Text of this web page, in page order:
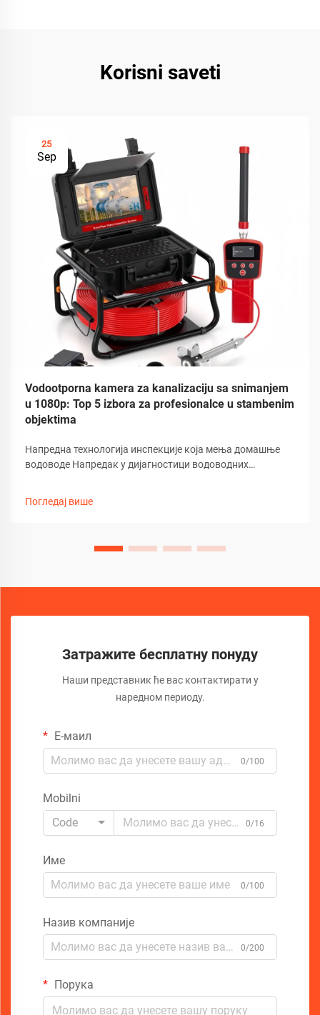
Korisni saveti
25
Sep
Vodootporna kamera za kanalizaciju sa snimanjem
u 1080p: Top 5 izbora za profesionalce u stambenim
objektima
Напредна технологија инспекције која мења домашње
водоводе Напредак у дијагностици водоводних
камере. Ови напредни уређаји су постали
Погледај више
Затражите бесплатну понуду
Наши представник ће вас контактирати у
наредном периоду.
Е-маил
0/100
Mobilni
Code
0/16
Име
0/100
Назив компаније
0/200
Порука